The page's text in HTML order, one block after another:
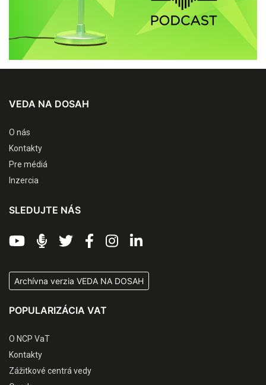
VEDA NA DOSAH
O nás
Kontakty
Pre médiá
Inzercia
SLEDUJTE NÁS
Archívna verzia VEDA NA DOSAH
POPULARIZÁCIA VAT
O NCP VaT
Kontakty
Zážitkové centrá vedy